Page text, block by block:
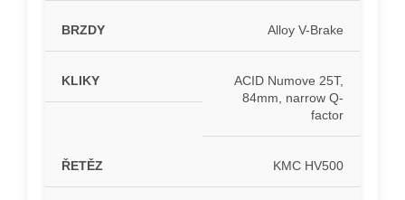
BRZDY Alloy V-Brake
KLIKY
ACID Numove 25T,
84mm, narrow Q-
factor
ŘETĚZ KMC HV500